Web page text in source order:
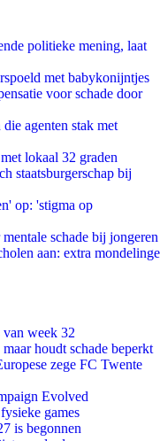
politieke mening, laat
met babykonijntjes
voor schade door
agenten stak met
lokaal 32 graden
staatsburgerschap bij
op: 'stigma op
schade bij jongeren
aan: extra mondelinge
van week 32
houdt schade beperkt
zege FC Twente
Evolved
games
is begonnen